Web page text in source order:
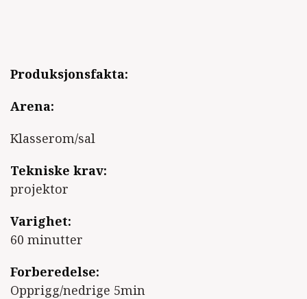
Produksjonsfakta:
Arena:
Klasserom/sal
Tekniske krav:
projektor
Varighet:
60 minutter
Forberedelse:
Opprigg/nedrige 5min